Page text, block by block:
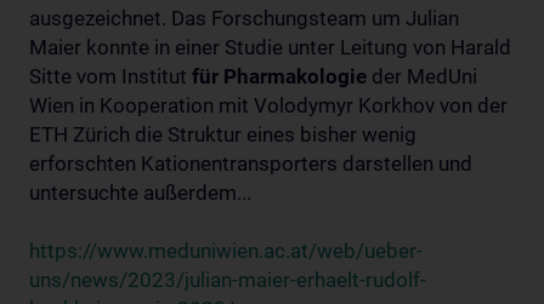
ausgezeichnet. Das Forschungsteam um Julian
Maier konnte in einer Studie unter Leitung von Harald
Sitte vom Institut für Pharmakologie der MedUni
Wien in Kooperation mit Volodymyr Korkhov von der
ETH Zürich die Struktur eines bisher wenig
erforschten Kationentransporters darstellen und
untersuchte außerdem...
https://www.meduniwien.ac.at/web/ueber-
uns/news/2023/julian-maier-erhaelt-rudolf-